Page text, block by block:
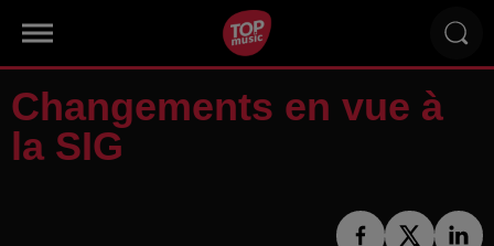
Changements en vue à
la SIG